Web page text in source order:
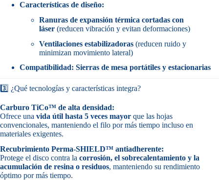
Características de diseño:
Ranuras de expansión térmica cortadas con
láser (reducen vibración y evitan deformaciones)
Ventilaciones estabilizadoras (reducen ruido y
minimizan movimiento lateral)
Compatibilidad: Sierras de mesa portátiles y estacionarias
3️⃣ ¿Qué tecnologías y características integra?
Carburo TiCo™ de alta densidad:
Ofrece una vida útil hasta 5 veces mayor que las hojas
convencionales, manteniendo el filo por más tiempo incluso en
materiales exigentes.
Recubrimiento Perma-SHIELD™ antiadherente:
Protege el disco contra la corrosión, el sobrecalentamiento y la
acumulación de resina o residuos, manteniendo su rendimiento
óptimo por más tiempo.